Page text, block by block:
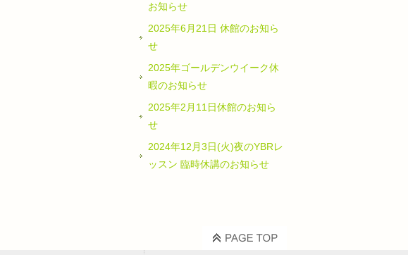
お知らせ
2025年6月21日 休館のお知ら
せ
2025年ゴールデンウイーク休
暇のお知らせ
2025年2月11日休館のお知ら
せ
2024年12月3日(火)夜のYBRレ
ッスン 臨時休講のお知らせ